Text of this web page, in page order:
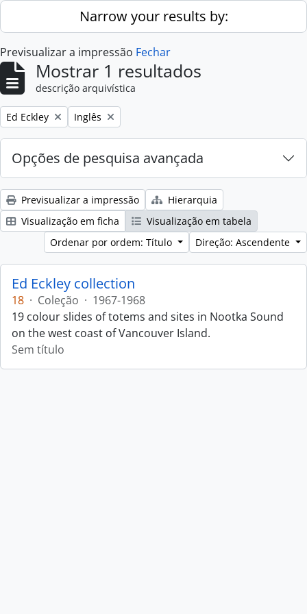
Skip to main contentNarrow your results by:
Previsualizar a impressão Fechar
Mostrar 1 resultados
descrição arquivística
Remove filter:
Ed Eckley Remove filter:
Inglês
Opções de pesquisa avançada
Previsualizar a impressão
Hierarquia
Visualização em ficha
Visualização em tabela
Ordenar por ordem: Título
Direção: Ascendente
Ed Eckley collection
18 · Coleção · 1967-1968
19 colour slides of totems and sites in Nootka Sound
on the west coast of Vancouver Island.
Sem título